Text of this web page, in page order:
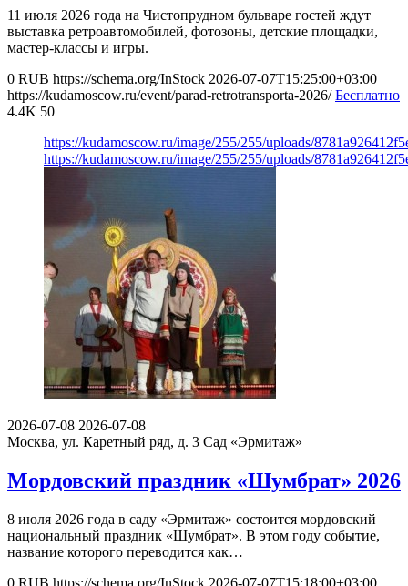
11 июля 2026 года на Чистопрудном бульваре гостей ждут
выставка ретроавтомобилей, фотозоны, детские площадки,
мастер-классы и игры.
0 RUB https://schema.org/InStock 2026-07-07T15:25:00+03:00
https://kudamoscow.ru/event/parad-retrotransporta-2026/ Бесплатно
4.4K 50
https://kudamoscow.ru/image/255/255/uploads/
https://kudamoscow.ru/image/255/255/uploads/
2026-07-08 2026-07-08
Москва, ул. Каретный ряд, д. 3 Сад «Эрмитаж»
Мордовский праздник «Шумбрат» 2026
8 июля 2026 года в саду «Эрмитаж» состоится мордовский
национальный праздник «Шумбрат». В этом году событие,
название которого переводится как…
0 RUB https://schema.org/InStock 2026-07-07T15:18:00+03:00